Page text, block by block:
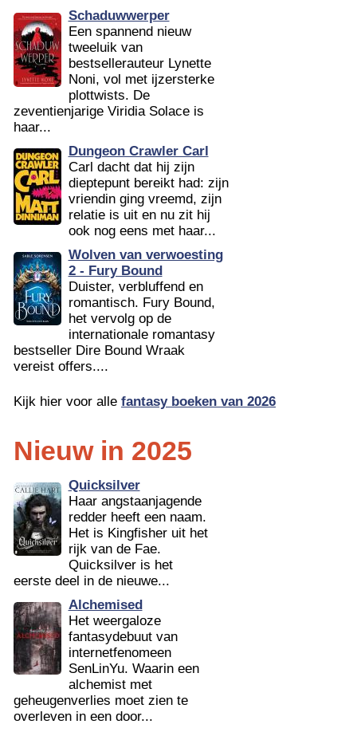
Schaduwwerper
Een spannend nieuw
tweeluik van
bestsellerauteur Lynette
Noni, vol met ijzersterke
plottwists. De
zeventienjarige Viridia Solace is
haar...
Dungeon Crawler Carl
Carl dacht dat hij zijn
dieptepunt bereikt had: zijn
vriendin ging vreemd, zijn
relatie is uit en nu zit hij
ook nog eens met haar...
Wolven van verwoesting
2 - Fury Bound
Duister, verbluffend en
romantisch. Fury Bound,
het vervolg op de
internationale romantasy
bestseller Dire Bound Wraak
vereist offers....
Kijk hier voor alle fantasy boeken van 2026
Nieuw in 2025
Quicksilver
Haar angstaanjagende
redder heeft een naam.
Het is Kingfisher uit het
rijk van de Fae.
Quicksilver is het
eerste deel in de nieuwe...
Alchemised
Het weergaloze
fantasydebuut van
internetfenomeen
SenLinYu. Waarin een
alchemist met
geheugenverlies moet zien te
overleven in een door...